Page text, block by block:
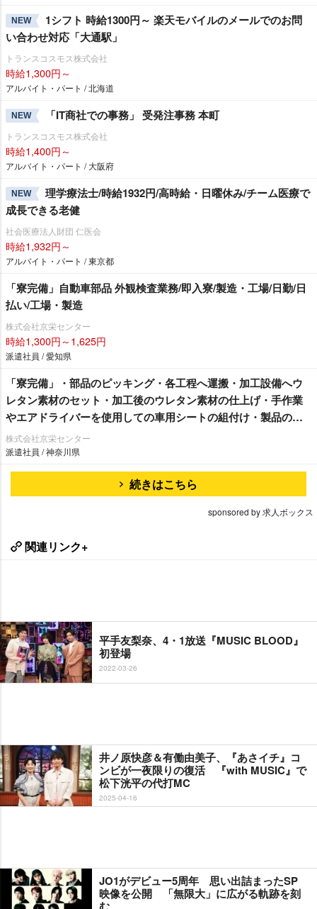
NEW
1シフト 時給1300円～ 楽天モバイルのメールでのお問
い合わせ対応「大通駅」
トランスコスモス株式会社
時給1,300円～
アルバイト・パート / 北海道
NEW 「IT商社での事務」 受発注事務 本町
トランスコスモス株式会社
時給1,400円～
アルバイト・パート / 大阪府
NEW
理学療法士/時給1932円/高時給・日曜休み/チーム医療で
成長できる老健
社会医療法人財団 仁医会
時給1,932円～
アルバイト・パート / 東京都
「寮完備」自動車部品 外観検査業務/即入寮/製造・工場/日勤/日
払い/工場・製造
株式会社京栄センター
時給1,300円～1,625円
派遣社員 / 愛知県
「寮完備」・部品のピッキング・各工程へ運搬・加工設備へウ
レタン素材のセット・加工後のウレタン素材の仕上げ・手作業
エアドライバーを使用しての車用シートの組付け・製品の検
査作業/即入寮/製造・工場
株式会社京栄センター
派遣社員 / 神奈川県
続きはこちら
sponsored by 求人ボックス
関連リンク+
平手友梨奈、4・1放送『MUSIC BLOOD』
初登場
2022-03-26
井ノ原快彦＆有働由美子、『あさイチ』コ
ンビが一夜限りの復活 『with MUSIC』で
松下洸平の代打MC
2025-04-16
JO1がデビュー5周年 思い出詰まったSP
映像を公開 「無限大」に広がる軌跡を刻
む